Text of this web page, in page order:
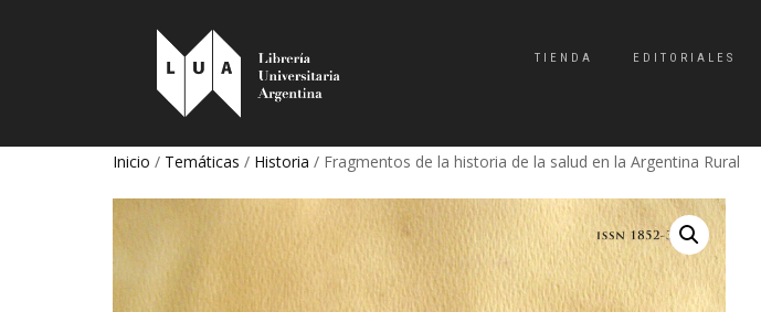
TIENDA EDITORIALES
Inicio / Temáticas / Historia / Fragmentos de la historia de la salud en la Argentina Rural